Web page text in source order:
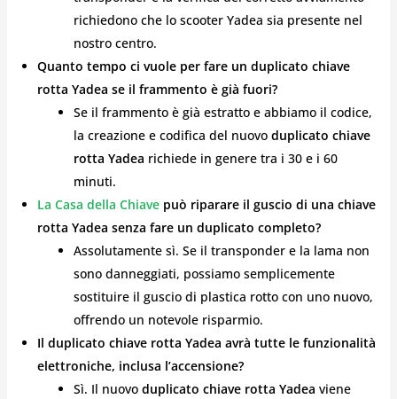
richiedono che lo scooter Yadea sia presente nel
nostro centro.
Quanto tempo ci vuole per fare un duplicato chiave
rotta Yadea se il frammento è già fuori?
Se il frammento è già estratto e abbiamo il codice,
la creazione e codifica del nuovo duplicato chiave
rotta Yadea richiede in genere tra i 30 e i 60
minuti.
La Casa della Chiavepuò riparare il guscio di una chiave
rotta Yadea senza fare un duplicato completo?
Assolutamente sì. Se il transponder e la lama non
sono danneggiati, possiamo semplicemente
sostituire il guscio di plastica rotto con uno nuovo,
offrendo un notevole risparmio.
Il duplicato chiave rotta Yadea avrà tutte le funzionalità
elettroniche, inclusa l’accensione?
Sì. Il nuovo duplicato chiave rotta Yadea viene